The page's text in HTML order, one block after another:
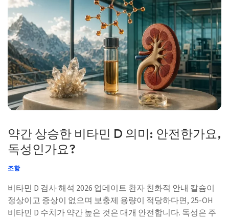
약간 상승한 비타민 D 의미: 안전한가요,
독성인가요?
조항
비타민 D 검사 해석 2026 업데이트 환자 친화적 안내 칼슘이
정상이고 증상이 없으며 보충제 용량이 적당하다면, 25-OH
비타민 D 수치가 약간 높은 것은 대개 안전합니다. 독성은 주